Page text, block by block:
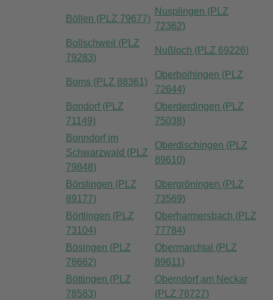
Böllen (PLZ 79677)
Nusplingen (PLZ
72362)
Bollschweil (PLZ
79283)
Nußloch (PLZ 69226)
Boms (PLZ 88361)
Oberboihingen (PLZ
72644)
Bondorf (PLZ
71149)
Oberderdingen (PLZ
75038)
Bonndorf im
Schwarzwald (PLZ
79848)
Oberdischingen (PLZ
89610)
Börslingen (PLZ
89177)
Obergröningen (PLZ
73569)
Börtlingen (PLZ
73104)
Oberharmersbach (PLZ
77784)
Bösingen (PLZ
78662)
Obermarchtal (PLZ
89611)
Böttingen (PLZ
78583)
Oberndorf am Neckar
(PLZ 78727)